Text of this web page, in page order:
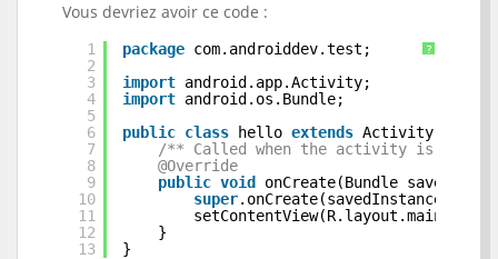
Vous devriez avoir ce code :
?
1
2
3
4
5
6
7
8
9
10
11
12
13
package com.androiddev.test;
import android.app.Activity;
import android.os.Bundle;
public class hello extends Activity {
/** Called when the activity is first
@Override
public void
onCreate(Bundle
super
setContentView(R.layout.main);
}
}